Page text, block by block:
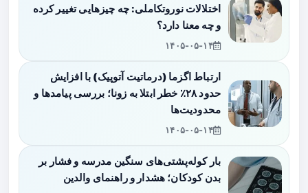
اختلالات نوروتکاملی: چه چیزهایی تغییر کرده
و چه معنا دارد؟
۱۴۰۵-۰۵-۱۴
ارتباط اگزما (درماتیت آتوپیک) با افزایش
حدود ۲۸٪ خطر ابتلا به زونا؛ بررسی پیامدها و
محدودیت‌ها
۱۴۰۵-۰۵-۱۴
بار کوله‌پشتی‌های سنگین مدرسه و فشار بر
بدن کودکان؛ هشدار و راهنمای والدین